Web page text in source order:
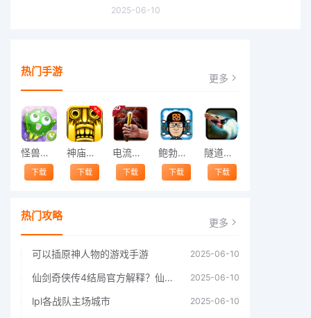
2025-06-10
热门手游 更多
怪兽跳跃
下载
神庙逃亡中文版
下载
电流急急棒
下载
鲍勃的梦境
下载
隧道逃脱
下载
热门攻略 更多
可以插原神人物的游戏手游 2025-06-10
仙剑奇侠传4结局官方解释？仙剑四结局深度解析 2025-06-10
lpl各战队主场城市 2025-06-10